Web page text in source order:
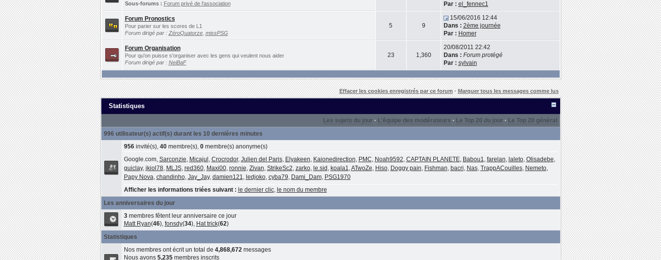
Sous-forums : Forum privé de l'association
Par : el_fennec1
Forum Pronostics
Pour parier sur les scores de L1
Forum dirigé par : ZéroQuatorze, missPSG
5 9
15/06/2016 12:44
Dans : 2ème journée
Par : Homer
Forum Organisation
Pour qu'on puisse s'organiser avec les gens qui veulent nous aider
Forum dirigé par : NeiBaF
23 1,360
20/08/2011 22:42
Dans : Forum protégé
Par : sylvain
Effacer les cookies enregistrés par ce forum·Marquer tous les messages comme lus
Statistiques
Les sujets du jour · L'équipe des modérateurs · Le Top 20 du jour · Le Top 20 général
996 utilisateur(s) actif(s) durant les 10 dernières minutes
956invité(s), 40membre(s), 0membre(s) anonyme(s)
Google.com, Sarconzie, Micajul , Crocrodor, Julien del Paris, Elyakeen, Kaionedirection, PMC, Noah9592, CAPTAIN PLANETE, Babou1, farelan, laleto, Olisadebe,
guiclay, jkiol78, MLJS, red360, Maxi00, ronnie, Zivan, StrikeSc2, zarko, le.sid , koala1,ATwoZe, Hiso, Doggy pain, Fishman, bacri, Nas, TrappACouilles, Nemeto,
Papy Nova, chandinho, Jay_Jay, damien121, ledjoko, cyba79, Dami_Dam, PSG1970
Afficher les informations triées suivant : le dernier clic, le nom du membre
Les anniversaires du jour
3membres fêtent leur anniversaire ce jour
Matt Ryan(46), fonsdy(34), Hat trick(62)
Statistiques
Nos membres ont écrit un total de 4,868,672messages
Nous avons 5,235membres inscrits